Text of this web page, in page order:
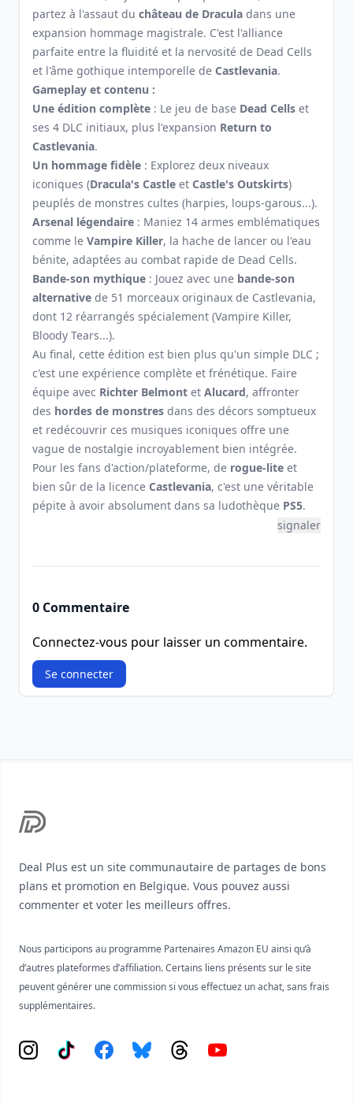
partez à l'assaut du château de Dracula dans une
expansion hommage magistrale. C'est l'alliance
parfaite entre la fluidité et la nervosité de Dead Cells
et l'âme gothique intemporelle de Castlevania.
Gameplay et contenu :
Une édition complète : Le jeu de base Dead Cells et
ses 4 DLC initiaux, plus l'expansion Return to
Castlevania.
Un hommage fidèle : Explorez deux niveaux
iconiques (Dracula's Castle et Castle's Outskirts)
peuplés de monstres cultes (harpies, loups-garous...).
Arsenal légendaire : Maniez 14 armes emblématiques
comme le Vampire Killer, la hache de lancer ou l'eau
bénite, adaptées au combat rapide de Dead Cells.
Bande-son mythique : Jouez avec une bande-son
alternative de 51 morceaux originaux de Castlevania,
dont 12 réarrangés spécialement (Vampire Killer,
Bloody Tears...).
Au final, cette édition est bien plus qu'un simple DLC ;
c'est une expérience complète et frénétique. Faire
équipe avec Richter Belmont et Alucard, affronter
des hordes de monstres dans des décors somptueux
et redécouvrir ces musiques iconiques offre une
vague de nostalgie incroyablement bien intégrée.
Pour les fans d'action/plateforme, de rogue-lite et
bien sûr de la licence Castlevania, c'est une véritable
pépite à avoir absolument dans sa ludothèque PS5.
signaler
0 Commentaire
Connectez-vous pour laisser un commentaire.
Se connecter
Deal Plus est un site communautaire de partages de bons
plans et promotion en Belgique. Vous pouvez aussi
commenter et voter les meilleurs offres.
Nous participons au programme Partenaires Amazon EU ainsi qu’à
d’autres plateformes d’affiliation. Certains liens présents sur le site
peuvent générer une commission si vous effectuez un achat, sans frais
supplémentaires.
Instagram
Tiktok FacebookBlueskyThreadsYouTube